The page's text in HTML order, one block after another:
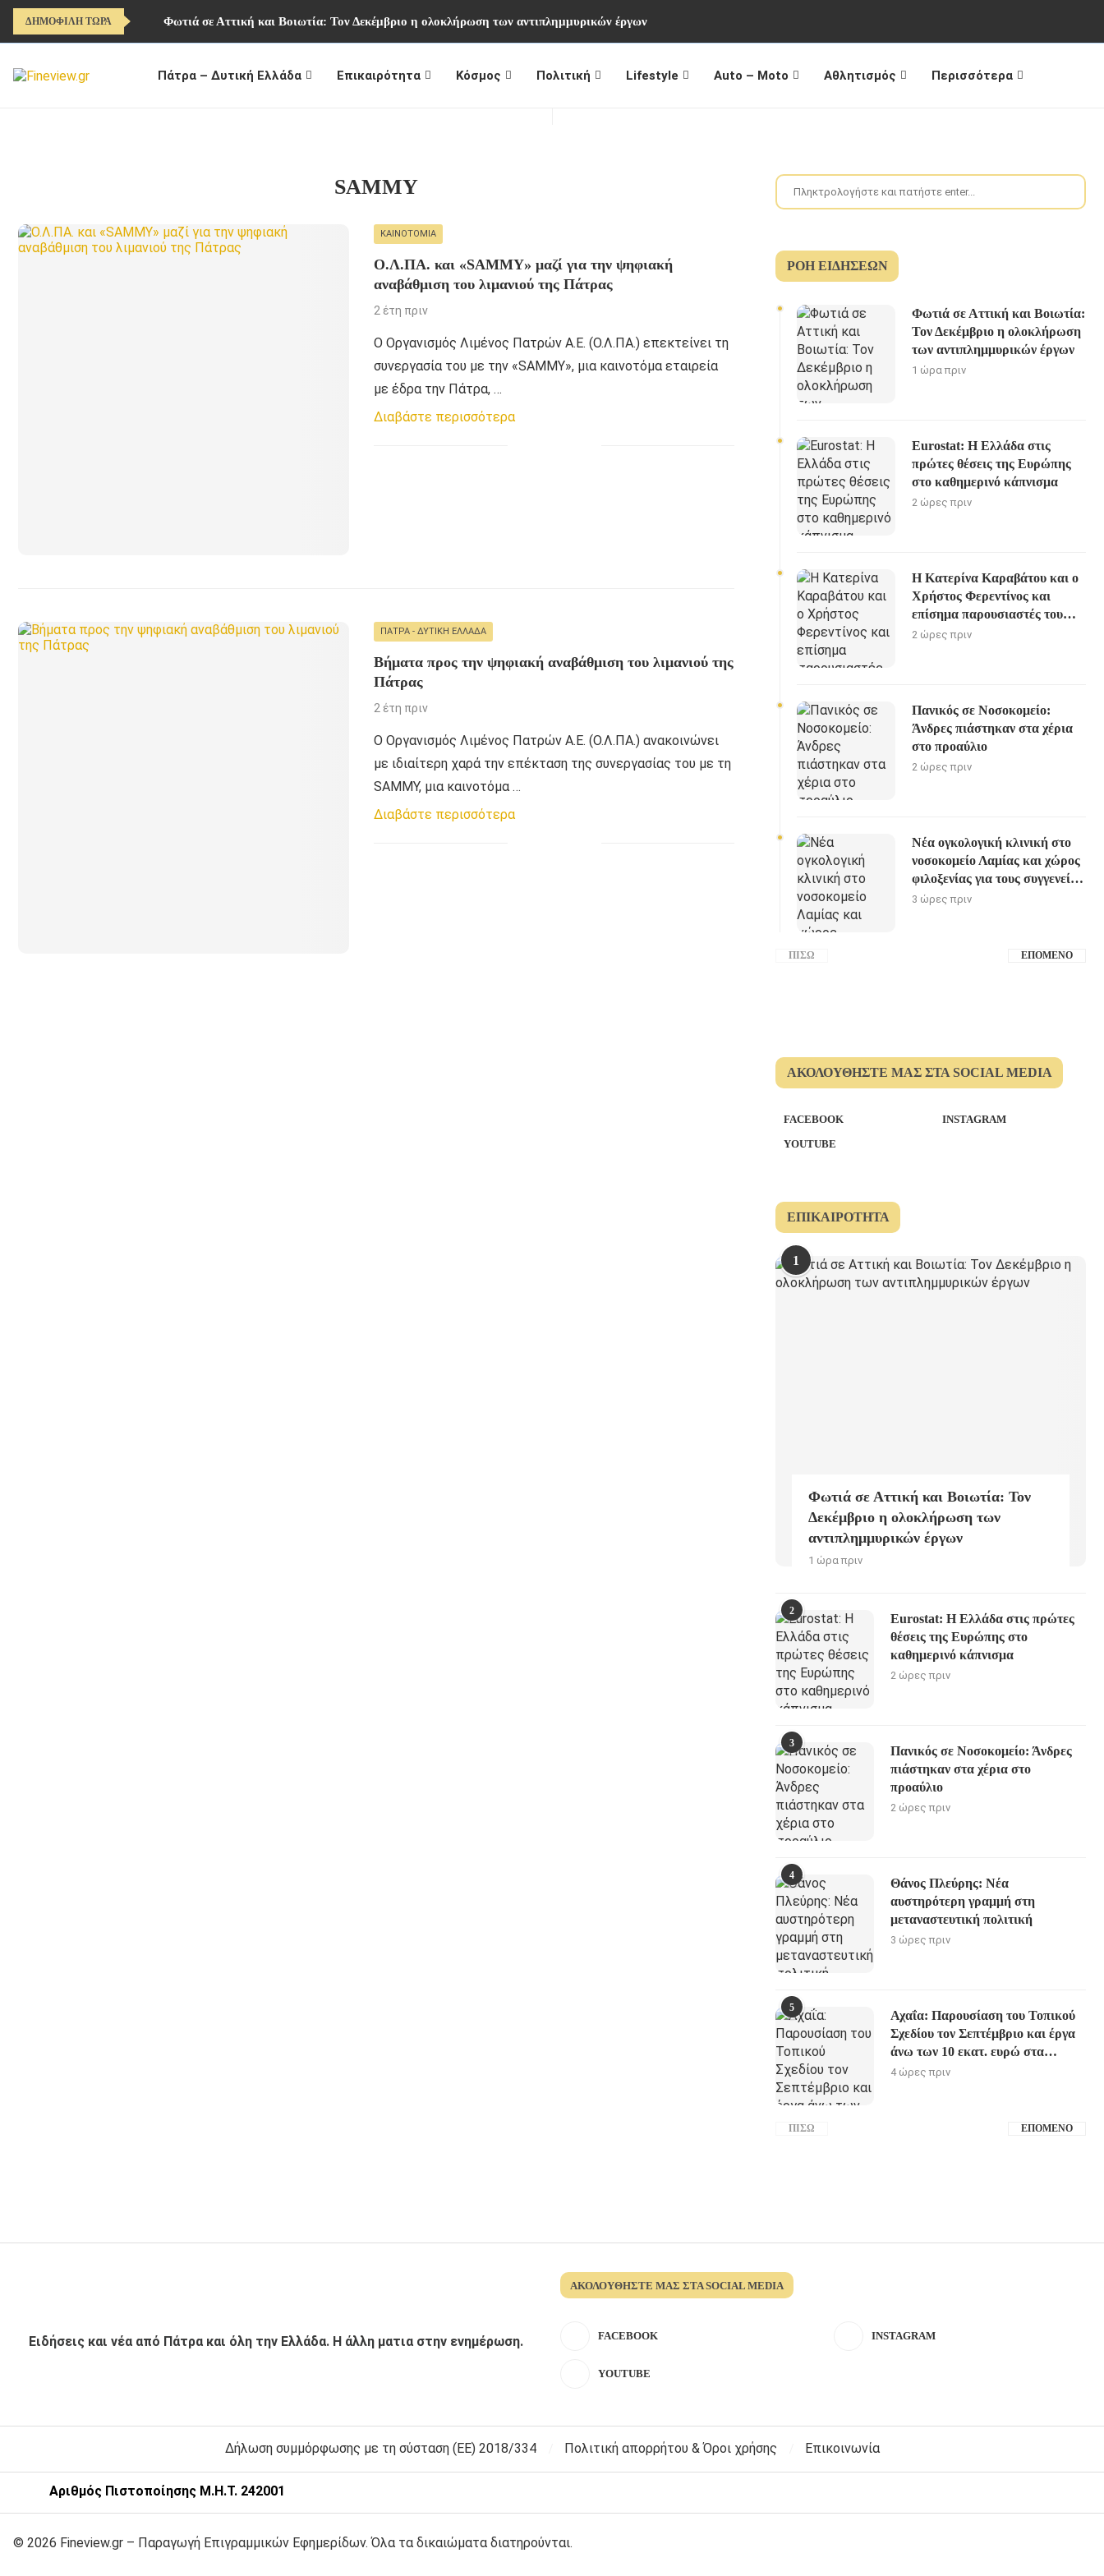
ΔΗΜΟΦΙΛΗ ΤΩΡΑ Φωτιά σε Αττική και Βοιωτία: Τον Δεκέμβριο η ολοκλήρωση των αντιπλημμυρικών έργων
Πάτρα – Δυτική Ελλάδα Επικαιρότητα Κόσμος Πολιτική Lifestyle Auto – Moto Αθλητισμός Περισσότερα
SAMMY
ΚΑΙΝΟΤΟΜΊΑ
Ο.Λ.ΠΑ. και «SAMMY» μαζί για την ψηφιακή
αναβάθμιση του λιμανιού της Πάτρας
2 έτη πριν
Ο Οργανισμός Λιμένος Πατρών Α.Ε. (Ο.Λ.ΠΑ.) επεκτείνει τη
συνεργασία του με την «SAMMY», μια καινοτόμα εταιρεία
με έδρα την Πάτρα, …
Διαβάστε περισσότερα
ΠΆΤΡΑ - ΔΥΤΙΚΉ ΕΛΛΆΔΑ
Βήματα προς την ψηφιακή αναβάθμιση του λιμανιού της
Πάτρας
2 έτη πριν
Ο Οργανισμός Λιμένος Πατρών Α.Ε. (Ο.Λ.ΠΑ.) ανακοινώνει
με ιδιαίτερη χαρά την επέκταση της συνεργασίας του με τη
SAMMY, μια καινοτόμα …
Διαβάστε περισσότερα
ΡΟΉ ΕΙΔΉΣΕΩΝ
Φωτιά σε Αττική και Βοιωτία:
Τον Δεκέμβριο η ολοκλήρωση
των αντιπλημμυρικών έργων
1 ώρα πριν
Eurostat: Η Ελλάδα στις
πρώτες θέσεις της Ευρώπης
στο καθημερινό κάπνισμα
2 ώρες πριν
Η Κατερίνα Καραβάτου και ο
Χρήστος Φερεντίνος και
επίσημα παρουσιαστές του
«Στούντιο 4»
2 ώρες πριν
Πανικός σε Νοσοκομείο:
Άνδρες πιάστηκαν στα χέρια
στο προαύλιο
2 ώρες πριν
Νέα ογκολογική κλινική στο
νοσοκομείο Λαμίας και χώρος
φιλοξενίας για τους συγγενείς
των ασθενών
3 ώρες πριν
ΠΊΣΩ ΕΠΌΜΕΝΟ
ΑΚΟΛΟΥΘΉΣΤΕ ΜΑΣ ΣΤΑ SOCIAL MEDIA
FACEBOOK
INSTAGRAM
YOUTUBE
ΕΠΙΚΑΙΡΌΤΗΤΑ
1
Φωτιά σε Αττική και Βοιωτία: Τον
Δεκέμβριο η ολοκλήρωση των
αντιπλημμυρικών έργων
1 ώρα πριν
2
Eurostat: Η Ελλάδα στις πρώτες
θέσεις της Ευρώπης στο
καθημερινό κάπνισμα
2 ώρες πριν
3
Πανικός σε Νοσοκομείο: Άνδρες
πιάστηκαν στα χέρια στο
προαύλιο
2 ώρες πριν
4
Θάνος Πλεύρης: Νέα
αυστηρότερη γραμμή στη
μεταναστευτική πολιτική
3 ώρες πριν
5
Αχαΐα: Παρουσίαση του Τοπικού
Σχεδίου τον Σεπτέμβριο και έργα
άνω των 10 εκατ. ευρώ στα
Καλάβρυτα
4 ώρες πριν
ΠΊΣΩ ΕΠΌΜΕΝΟ
Ειδήσεις και νέα από Πάτρα και όλη την Ελλάδα. Η άλλη ματια στην ενημέρωση.
ΑΚΟΛΟΥΘΉΣΤΕ ΜΑΣ ΣΤΑ SOCIAL MEDIA
FACEBOOK INSTAGRAM
YOUTUBE
Δήλωση συμμόρφωσης με τη σύσταση (ΕΕ) 2018/334 Πολιτική απορρήτου & Όροι χρήσης Επικοινωνία
Αριθμός Πιστοποίησης Μ.Η.Τ. 242001
© 2026 Fineview.gr – Παραγωγή Επιγραμμικών Εφημερίδων. Όλα τα δικαιώματα διατηρούνται.